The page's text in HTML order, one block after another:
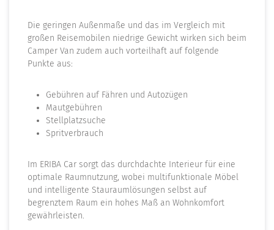
Die geringen Außenmaße und das im Vergleich mit
großen Reisemobilen niedrige Gewicht wirken sich beim
Camper Van zudem auch vorteilhaft auf folgende
Punkte aus:
Gebühren auf Fähren und Autozügen
Mautgebühren
Stellplatzsuche
Spritverbrauch
Im ERIBA Car sorgt das durchdachte Interieur für eine
optimale Raumnutzung, wobei multifunktionale Möbel
und intelligente Stauraumlösungen selbst auf
begrenztem Raum ein hohes Maß an Wohnkomfort
gewährleisten.